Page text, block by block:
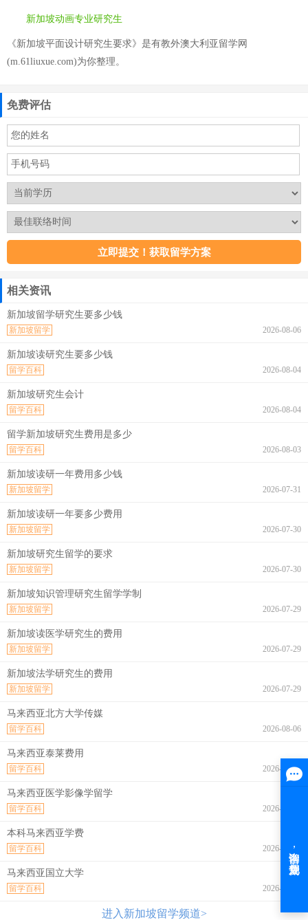
新加坡动画专业研究生
《新加坡平面设计研究生要求》是有教外澳大利亚留学网
(m.61liuxue.com)为你整理。
免费评估
相关资讯
新加坡留学研究生要多少钱
2026-08-06
新加坡留学
新加坡读研究生要多少钱
2026-08-04
留学百科
新加坡研究生会计
2026-08-04
留学百科
留学新加坡研究生费用是多少
2026-08-03
留学百科
新加坡读研一年费用多少钱
2026-07-31
新加坡留学
新加坡读研一年要多少费用
2026-07-30
新加坡留学
新加坡研究生留学的要求
2026-07-30
新加坡留学
新加坡知识管理研究生留学学制
2026-07-29
新加坡留学
新加坡读医学研究生的费用
2026-07-29
新加坡留学
新加坡法学研究生的费用
2026-07-29
新加坡留学
马来西亚北方大学传媒
2026-08-06
留学百科
马来西亚泰莱费用
2026-08-06
留学百科
马来西亚医学影像学留学
2026-08-06
留学百科
本科马来西亚学费
2026-08-06
留学百科
马来西亚国立大学
2026-08-06
留学百科
进入新加坡留学频道>